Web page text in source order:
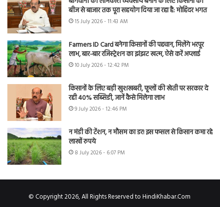
बीज से बाजार तक पूरा सहयोग दिया जा रहा है: मोहिंदर भगत
15 July 2026 - 11:43 AM
Farmers ID Card बनेगा किसानों की पहचान, मिलेंगे भरपूर
लाभ, बार-बार रजिस्ट्रेशन का झंझट खत्म, ऐसे करें अप्लाई
10 July 2026 - 12:42 PM
किसानों के लिए बड़ी खुशखबरी, फूलों की खेती पर सरकार दे
रही 40% सब्सिडी, जानें कैसे मिलेगा लाभ
9 July 2026 - 12:46 PM
न मंडी की टेंशन, न मौसम का डर! इस फसल से किसान कमा रहे
लाखों रुपये
8 July 2026 - 6:07 PM
© Copyright 2026, All Rights Reserved to HindiKhabar.Com